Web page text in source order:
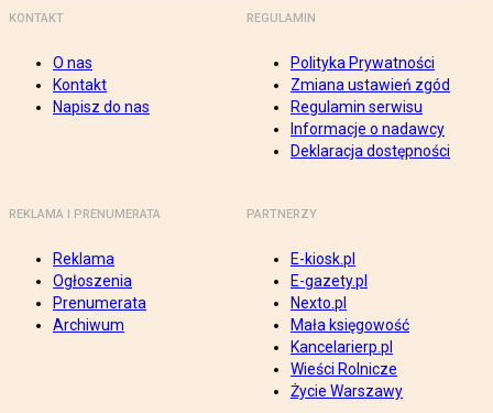
KONTAKT
O nas
Kontakt
Napisz do nas
REGULAMIN
Polityka Prywatności
Zmiana ustawień zgód
Regulamin serwisu
Informacje o nadawcy
Deklaracja dostępności
REKLAMA I PRENUMERATA
Reklama
Ogłoszenia
Prenumerata
Archiwum
PARTNERZY
E-kiosk.pl
E-gazety.pl
Nexto.pl
Mała księgowość
Kancelarierp.pl
Wieści Rolnicze
Życie Warszawy